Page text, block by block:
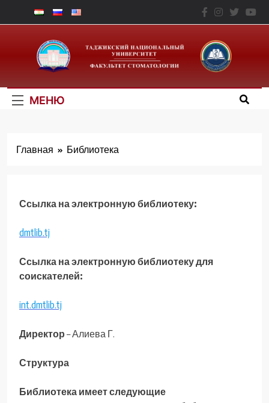
Перейти
к
Факультет
Стоматологии – ТНУ
МЕНЮ
Главная Библиотека
Ссылка на электронную библиотеку:
dmtlib.tj
Ссылка на электронную библиотеку для
соискателей:
int.dmtlib.tj
Директор – Алиева Г.
Структура
Библиотека имеет следующие